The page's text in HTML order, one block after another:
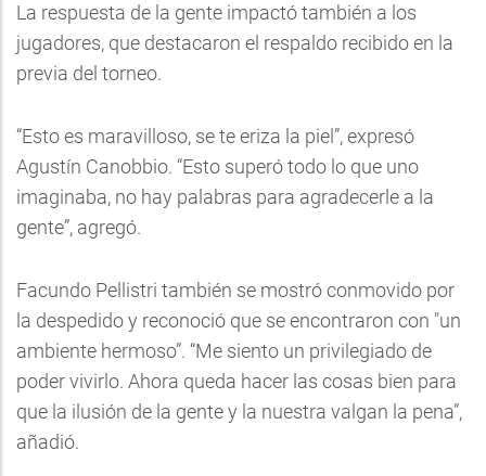
La respuesta de la gente impactó también a los
jugadores, que destacaron el respaldo recibido en la
previa del torneo.
“Esto es maravilloso, se te eriza la piel”, expresó
Agustín Canobbio. “Esto superó todo lo que uno
imaginaba, no hay palabras para agradecerle a la
gente”, agregó.
Facundo Pellistri también se mostró conmovido por
la despedido y reconoció que se encontraron con "un
ambiente hermoso”. “Me siento un privilegiado de
poder vivirlo. Ahora queda hacer las cosas bien para
que la ilusión de la gente y la nuestra valgan la pena”,
añadió.